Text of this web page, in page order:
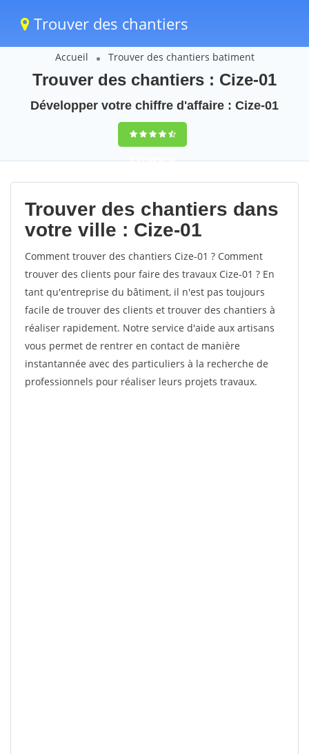
Trouver des chantiers
Accueil Trouver des chantiers batiment
Trouver des chantiers : Cize-01
Développer votre chiffre d'affaire : Cize-01
9,5(100%)40
votes
Trouver des chantiers dans
votre ville : Cize-01
Comment trouver des chantiers Cize-01 ? Comment
trouver des clients pour faire des travaux Cize-01 ? En
tant qu'entreprise du bâtiment, il n'est pas toujours
facile de trouver des clients et trouver des chantiers à
réaliser rapidement. Notre service d'aide aux artisans
vous permet de rentrer en contact de manière
instantannée avec des particuliers à la recherche de
professionnels pour réaliser leurs projets travaux.